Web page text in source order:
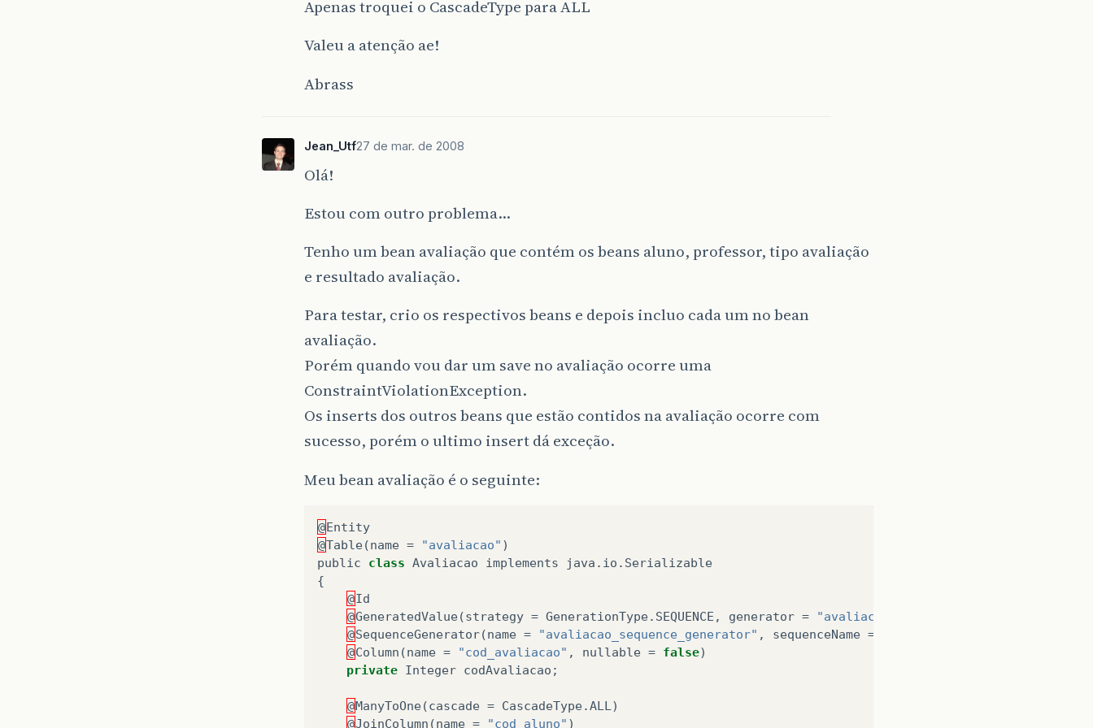
Apenas troquei o CascadeType para ALL
Valeu a atenção ae!
Abrass
Jean_Utf27 de mar. de 2008
Olá!
Estou com outro problema…
Tenho um bean avaliação que contém os beans aluno, professor, tipo avaliação
e resultado avaliação.
Para testar, crio os respectivos beans e depois incluo cada um no bean
avaliação.
Porém quando vou dar um save no avaliação ocorre uma
ConstraintViolationException.
Os inserts dos outros beans que estão contidos na avaliação ocorre com
sucesso, porém o ultimo insert dá exceção.
Meu bean avaliação é o seguinte:
@Entity
@Table(name = "avaliacao" )
public
class Avaliacao implements java . io . Serializable
{
@Id
@GeneratedValue(strategy = GenerationType. SEQUENCE , generator = "avaliacao_sequence_generator"
@SequenceGenerator(name = "avaliacao_sequence_generator" , sequenceName =
@Column (name = "cod_avaliacao" , nullable = false)
private Integer codAvaliacao ;
@ManyToOne(cascade = CascadeType.ALL )
@JoinColumn (name = "cod_aluno" )